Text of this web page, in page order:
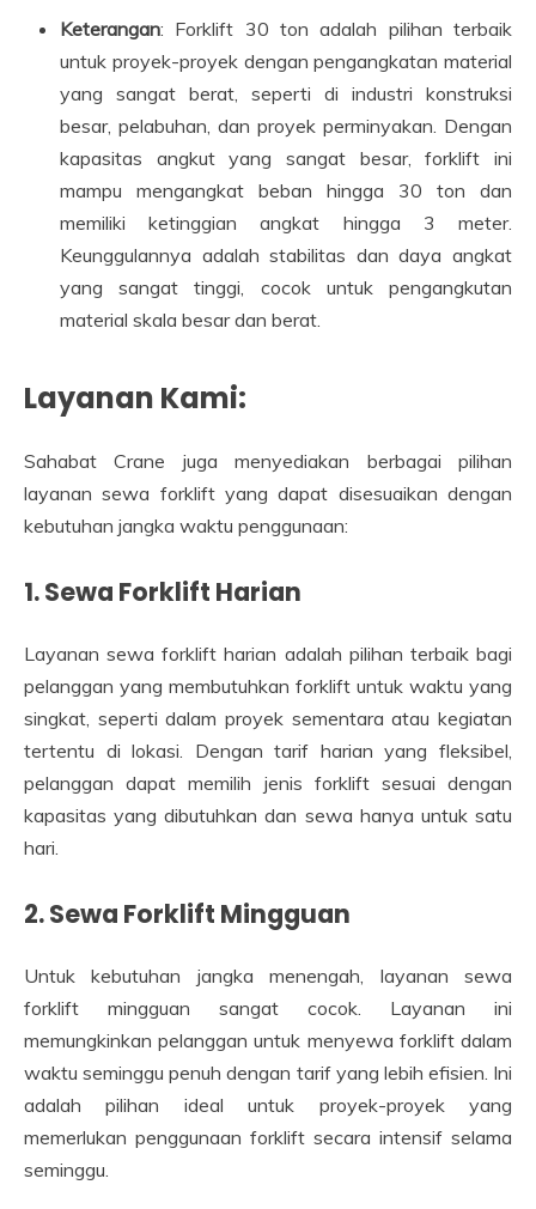
Keterangan: Forklift 30 ton adalah pilihan terbaik
untuk proyek-proyek dengan pengangkatan material
yang sangat berat, seperti di industri konstruksi
besar, pelabuhan, dan proyek perminyakan. Dengan
kapasitas angkut yang sangat besar, forklift ini
mampu mengangkat beban hingga 30 ton dan
memiliki ketinggian angkat hingga 3 meter.
Keunggulannya adalah stabilitas dan daya angkat
yang sangat tinggi, cocok untuk pengangkutan
material skala besar dan berat.
Layanan Kami:
Sahabat Crane juga menyediakan berbagai pilihan
layanan sewa forklift yang dapat disesuaikan dengan
kebutuhan jangka waktu penggunaan:
1.Sewa Forklift Harian
Layanan sewa forklift harian adalah pilihan terbaik bagi
pelanggan yang membutuhkan forklift untuk waktu yang
singkat, seperti dalam proyek sementara atau kegiatan
tertentu di lokasi. Dengan tarif harian yang fleksibel,
pelanggan dapat memilih jenis forklift sesuai dengan
kapasitas yang dibutuhkan dan sewa hanya untuk satu
hari.
2.Sewa Forklift Mingguan
Untuk kebutuhan jangka menengah, layanan sewa
forklift mingguan sangat cocok. Layanan ini
memungkinkan pelanggan untuk menyewa forklift dalam
waktu seminggu penuh dengan tarif yang lebih efisien. Ini
adalah pilihan ideal untuk proyek-proyek yang
memerlukan penggunaan forklift secara intensif selama
seminggu.